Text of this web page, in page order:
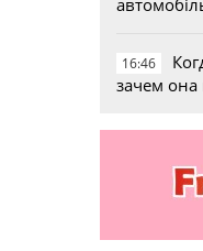
16:46
зачем она